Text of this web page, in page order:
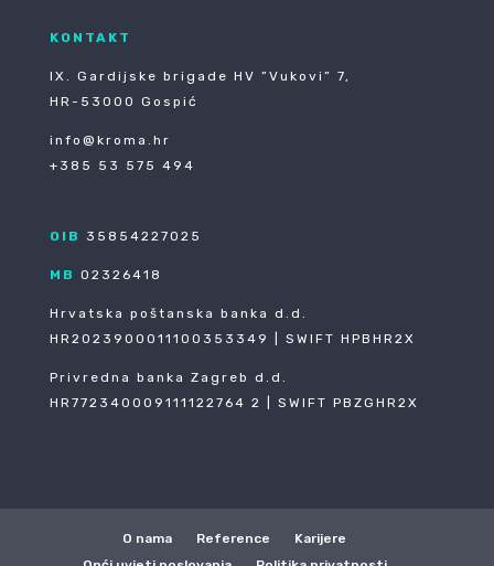
KONTAKT
IX. Gardijske brigade HV ”Vukovi” 7,
HR-53000 Gospić
info@kroma.hr
+385 53 575 494
OIB 35854227025
MB 02326418
Hrvatska poštanska banka d.d.
HR2023900011100353349 | SWIFT HPBHR2X
Privredna banka Zagreb d.d.
HR772340009111122764 2 | SWIFT PBZGHR2X
O nama Reference
Karijere